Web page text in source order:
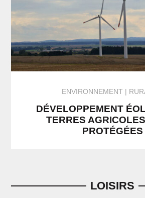
ENVIRONNEMENT
DÉVELOPPEMENT
TERRES
PROTÉGÉES
LOISIRS